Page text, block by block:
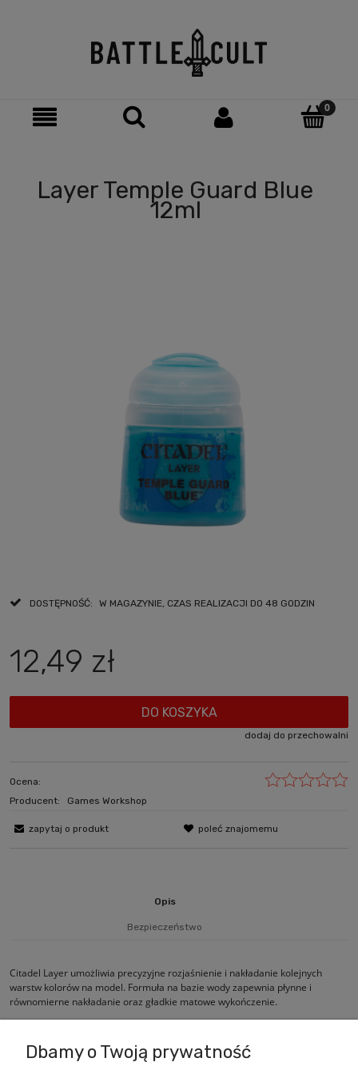
Layer Temple Guard Blue
12ml
DOSTĘPNOŚĆ: W MAGAZYNIE, CZAS REALIZACJI DO 48 GODZIN
12,49 zł
DO KOSZYKA
dodaj do przechowalni
Ocena:
Producent:
Games Workshop
zapytaj o produkt poleć znajomemu
Opis
Bezpieczeństwo
Citadel Layer umożliwia precyzyjne rozjaśnienie i nakładanie kolejnych
warstw kolorów na model. Formuła na bazie wody zapewnia płynne i
równomierne nakładanie oraz gładkie matowe wykończenie.
Dbamy o Twoją prywatność